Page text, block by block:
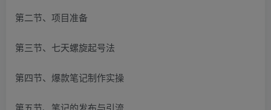
第二节、项目准备
第三节、七天螺旋起号法
第四节、爆款笔记制作实操
第五节、笔记的发布与引流